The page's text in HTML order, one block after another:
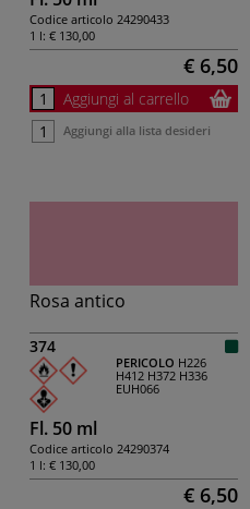
Codice articolo 24290433
1 l: € 130,00
€ 6,50
Aggiungi al carrello
Aggiungi alla lista desideri
Rosa antico
374
PERICOLO H226
H412 H372 H336
EUH066
Fl. 50 ml
Codice articolo 24290374
1 l: € 130,00
€ 6,50